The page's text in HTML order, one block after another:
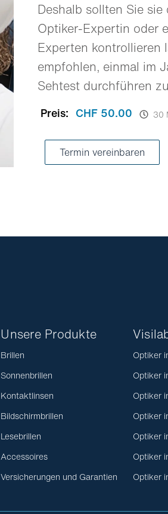
Deshalb sollten Sie
Optiker-Expertin oder
Experten kontrollieren
empfohlen, einmal im
Sehtest durchführen
Preis: CHF 50.00 30
Termin vereinbaren
Unsere Produkte
Brillen
Sonnenbrillen
Kontaktlinsen
Bildschirmbrillen
Lesebrillen
Accessoires
Versicherungen und Garantien
Optiker
Optiker
Optiker
Optiker
Optiker
Optiker
Optiker